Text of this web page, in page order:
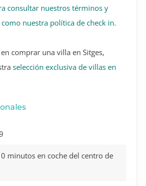
consultar nuestros términos y
nuestra política de check in.
comprar una villa en Sitges,
selección exclusiva de villas en
minutos en coche del centro de